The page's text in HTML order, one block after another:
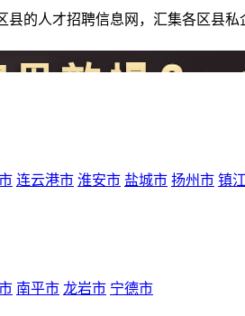
县的人才招聘信息网，汇集各区县
连云港市 淮安市 盐城市 扬州市 镇
南平市 龙岩市 宁德市